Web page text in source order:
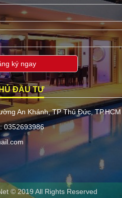
ký ngay
ĐẦU TƯ
An Khánh, TP Thủ Đức, TP.HCM
0352693986
© 2019 All Rights Reserved